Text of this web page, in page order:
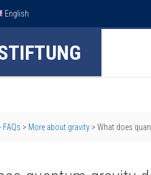
English
FAQs > More about gravity > What does